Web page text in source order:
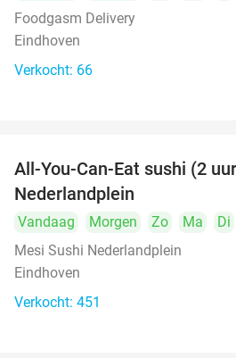
Foodgasm Delivery
Eindhoven
Verkocht: 66
All-You-Can-Eat sushi (2
Nederlandplein
Vandaag Morgen Zo Ma Di
Mesi Sushi Nederlandplein
Eindhoven
Verkocht: 451